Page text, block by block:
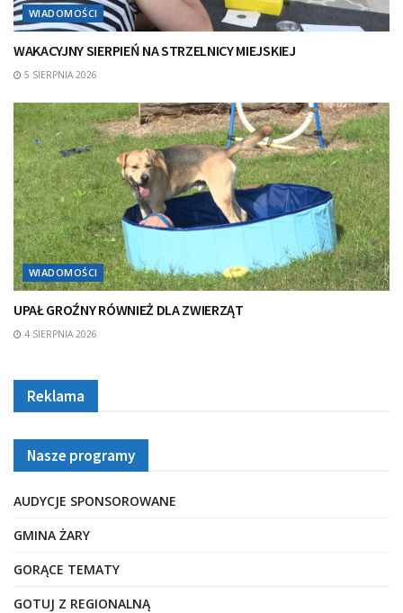
WIADOMOŚCI
WAKACYJNY SIERPIEŃ NA STRZELNICY MIEJSKIEJ
5 SIERPNIA 2026
WIADOMOŚCI
UPAŁ GROŹNY RÓWNIEŻ DLA ZWIERZĄT
4 SIERPNIA 2026
Reklama
Nasze programy
AUDYCJE SPONSOROWANE
GMINA ŻARY
GORĄCE TEMATY
GOTUJ Z REGIONALNĄ